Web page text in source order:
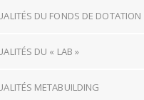
DU FONDS DE DOTATION
DU « LAB »
METABUILDING